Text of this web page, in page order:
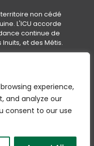
experience,
and analyze our
consent to our use
étudiants
de l’ICU
territoire non cédé
L'ICU accorde
continue de
et des Métis.
of Planners (CIP)—
lequel Google applique
d’utilisation(s’ouvre
nouvel
(opens
new
.